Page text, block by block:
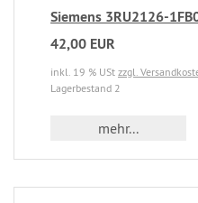
Siemens 3RU2126-
42,00 EUR
inkl. 19 % USt zzgl.
Lagerbestand 2
mehr...